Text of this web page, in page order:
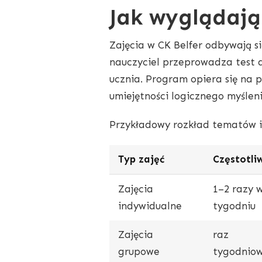
Jak
Zajęcia w CK Belfer odbywają
nauczyciel przeprowadza test
ucznia. Program opiera się na
umiejętności logicznego
Przykładowy rozkład
Typ zajęć
Zajęcia
indywidualne
1–2 razy
tygodniu
Zajęcia
grupowe
raz